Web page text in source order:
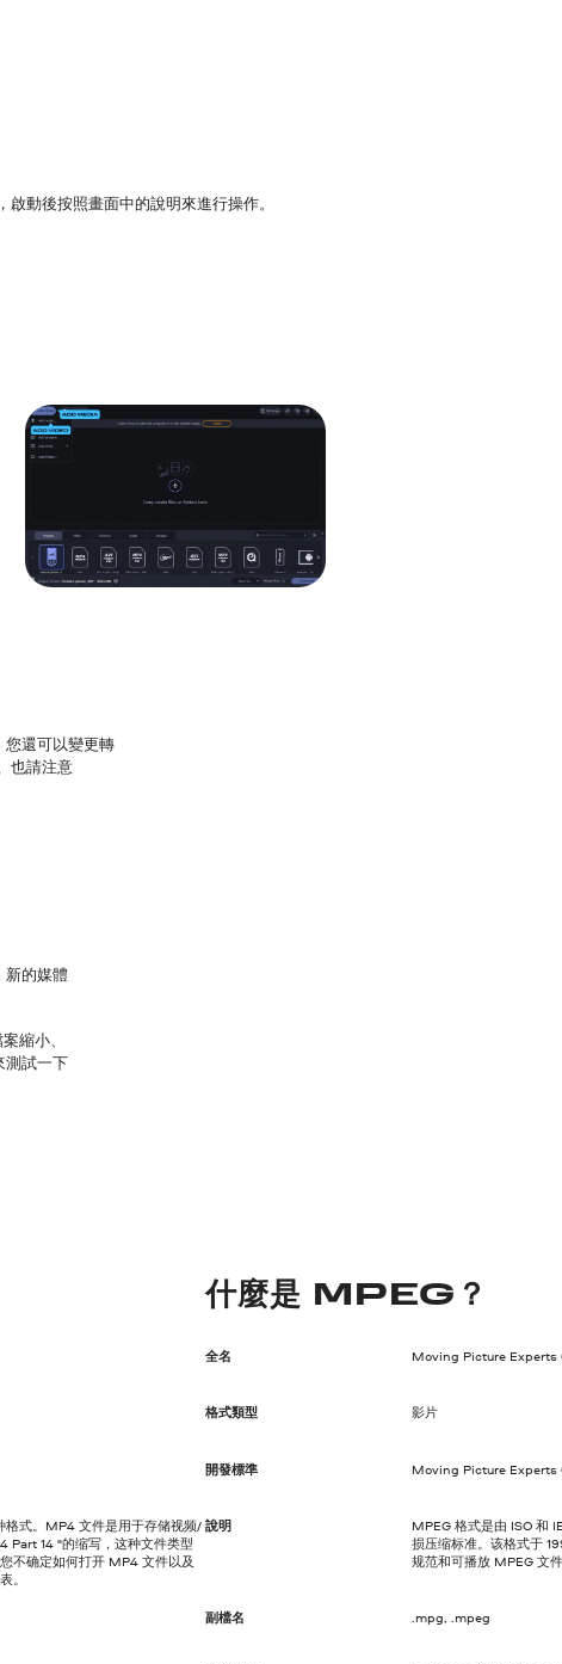
動後按照畫面中的說明來進行操作。
您還可以變更轉
也請注意
新的媒體
縮小、
測試一下
格式。MP4 文件是用于存储视频/
Part 14 "的缩写，这种文件类型
不确定如何打开 MP4 文件以及
。
什麼是 MPEG？
全名 Moving Picture Experts
格式類型 影片
開發標準 Moving Picture Experts
說明
MPEG 格式是由 ISO 和
损压缩标准。该格式于
规范和可播放 MPEG 文
副檔名 .mpg, .mpeg